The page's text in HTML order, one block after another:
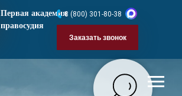
Первая академия
правосудия
Заказать звонок
8 (800) 301-80-38